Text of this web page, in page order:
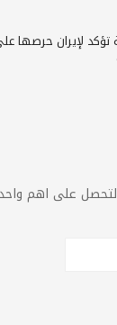
تؤكد لإيران حرصها
على اهم